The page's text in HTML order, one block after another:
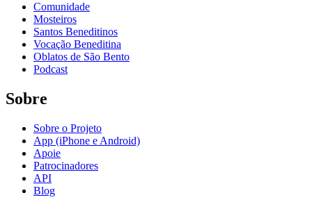
Comunidade
Mosteiros
Santos Beneditinos
Vocação Beneditina
Oblatos de São Bento
Podcast
Sobre
Sobre o Projeto
App (iPhone e Android)
Apoie
Patrocinadores
API
Blog